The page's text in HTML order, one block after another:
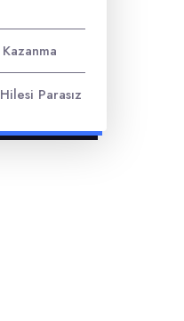
Parasız